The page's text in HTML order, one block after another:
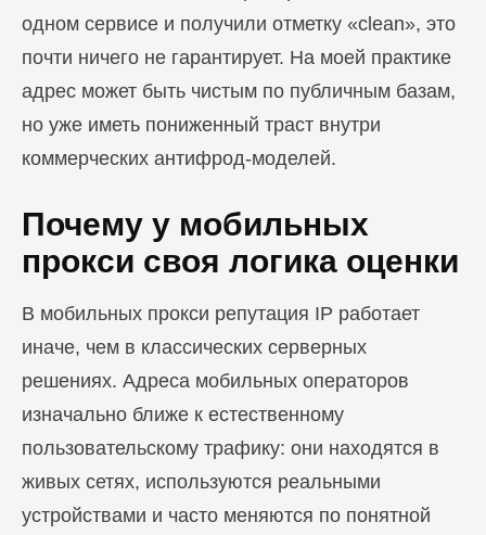
одном сервисе и получили отметку «clean», это
почти ничего не гарантирует. На моей практике
адрес может быть чистым по публичным базам,
но уже иметь пониженный траст внутри
коммерческих антифрод-моделей.
Почему у мобильных
прокси своя логика оценки
В мобильных прокси репутация IP работает
иначе, чем в классических серверных
решениях. Адреса мобильных операторов
изначально ближе к естественному
пользовательскому трафику: они находятся в
живых сетях, используются реальными
устройствами и часто меняются по понятной